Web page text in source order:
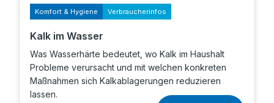
Komfort & Hygiene Verbraucherinfos
Kalk im Wasser
Was Wasserhärte bedeutet, wo Kalk im Haushalt
Probleme verursacht und mit welchen konkreten
Maßnahmen sich Kalkablagerungen reduzieren
lassen.